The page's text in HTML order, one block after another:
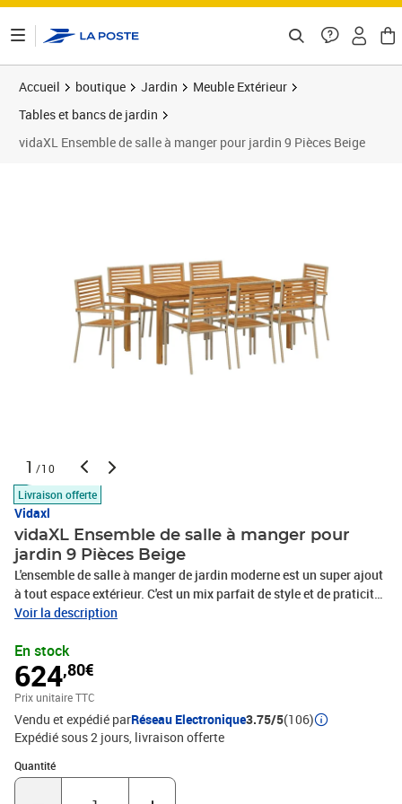
Accueil boutique Jardin
Meuble Extérieur
Tables et bancs de jardin
vidaXL Ensemble de salle à manger pour jardin 9 Pièces Beige
1 /10
Livraison offerte
Vidaxl
vidaXL Ensemble de salle à manger pour
jardin 9 Pièces Beige
L'ensemble de salle à manger de jardin moderne est un super ajout
à tout espace extérieur. C'est un mix parfait de style et de praticité.
Avec son design simple, ses lignes nettes et son côté minimaliste,
l'endroit parfait pour profiter de bons repas en extérieur avec vos
proches, idéal pour ceux qui veulent embellir leurs espaces.
Matériaux : Cet ensemble est fait de bois d'acacia massif et de
poly rattan, alliant esthétique et robustesse. Le bois d'acacia
s'adapte bien aux intempéries, et le poly rattan est léger et durable,
résistant au soleil et à l'humidité.Composants inclus : Vous avez
des chaises empilables avec accoudoirs confortables et une
grande table, tout en bois d'acacia massif. Les coussins de siège
Voir la description
En stock
624,80€
Prix unitaire TTC
Vendu et expédié parRéseau Electronique3.75/5(106)
Expédié sous 2 jours livraison offerte
Quantité
Quantité : 1